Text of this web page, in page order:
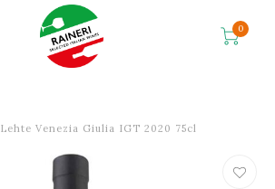
0
Lehte Venezia Giulia IGT 2020 75cl